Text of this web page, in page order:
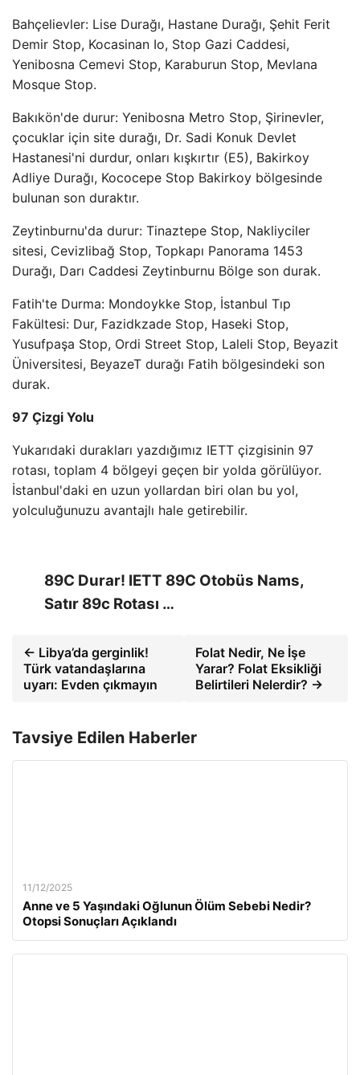
Bahçelievler: Lise Durağı, Hastane Durağı, Şehit Ferit
Demir Stop, Kocasinan Io, Stop Gazi Caddesi,
Yenibosna Cemevi Stop, Karaburun Stop, Mevlana
Mosque Stop.
Bakıkön'de durur: Yenibosna Metro Stop, Şirinevler,
çocuklar için site durağı, Dr. Sadi Konuk Devlet
Hastanesi'ni durdur, onları kışkırtır (E5), Bakirkoy
Adliye Durağı, Kococepe Stop Bakirkoy bölgesinde
bulunan son duraktır.
Zeytinburnu'da durur: Tinaztepe Stop, Nakliyciler
sitesi, Cevizlibağ Stop, Topkapı Panorama 1453
Durağı, Darı Caddesi Zeytinburnu Bölge son durak.
Fatih'te Durma: Mondoykke Stop, İstanbul Tıp
Fakültesi: Dur, Fazidkzade Stop, Haseki Stop,
Yusufpaşa Stop, Ordi Street Stop, Laleli Stop, Beyazit
Üniversitesi, BeyazeT durağı Fatih bölgesindeki son
durak.
97 Çizgi Yolu
Yukarıdaki durakları yazdığımız IETT çizgisinin 97
rotası, toplam 4 bölgeyi geçen bir yolda görülüyor.
İstanbul'daki en uzun yollardan biri olan bu yol,
yolculuğunuzu avantajlı hale getirebilir.
89C Durar! IETT 89C Otobüs Nams,
Satır 89c Rotası …
← Libya’da gerginlik!
Türk vatandaşlarına
uyarı: Evden çıkmayın
Folat Nedir, Ne İşe
Yarar? Folat Eksikliği
Belirtileri Nelerdir? →
Tavsiye Edilen Haberler
11/12/2025
Anne ve 5 Yaşındaki Oğlunun Ölüm Sebebi Nedir?
Otopsi Sonuçları Açıklandı